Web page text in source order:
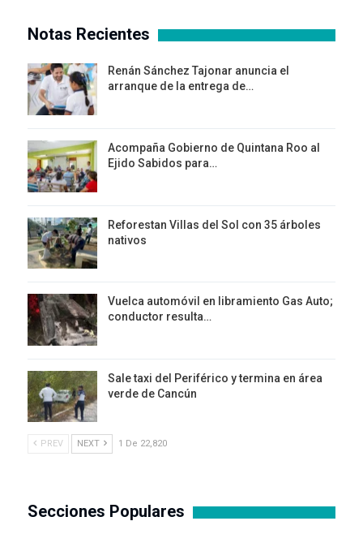
Notas Recientes
Renán Sánchez Tajonar anuncia el
arranque de la entrega de…
Acompaña Gobierno de Quintana Roo al
Ejido Sabidos para…
Reforestan Villas del Sol con 35 árboles
nativos
Vuelca automóvil en libramiento Gas Auto;
conductor resulta…
Sale taxi del Periférico y termina en área
verde de Cancún
PREV NEXT 1 De 22,820
Secciones Populares